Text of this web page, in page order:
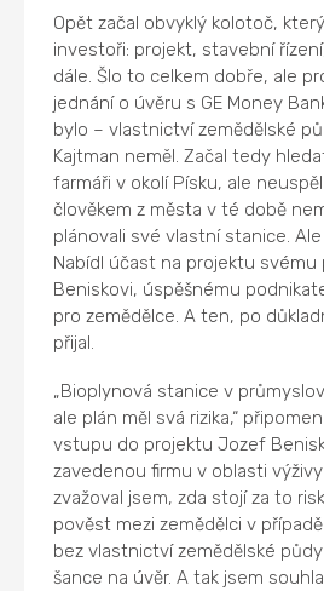
Opět začal obvyklý kolotoč,
investoři: projekt, stavební
dále. Šlo to celkem dobře, ale
jednání o úvěru s GE Money
bylo – vlastnictví zemědělské
Kajtman neměl. Začal tedy
farmáři v okolí Písku, ale
člověkem z města v té době
plánovali své vlastní stanice.
Nabídl účast na projektu
Beniskovi, úspěšnému
pro zemědělce. A ten, po
přijal.
„Bioplynová stanice v
ale plán měl svá rizika,“
vstupu do projektu Jozef
zavedenou firmu v oblasti
zvažoval jsem, zda stojí za to
pověst mezi zemědělci v
bez vlastnictví zemědělské
šance na úvěr. A tak jsem